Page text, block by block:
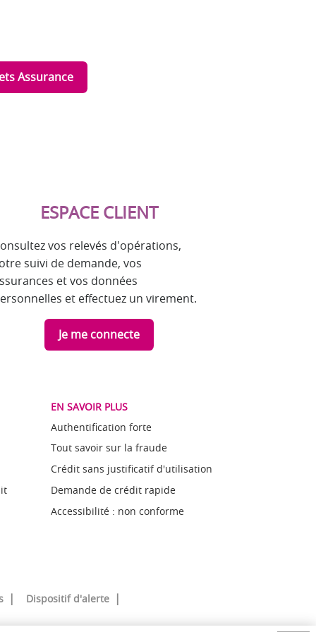
Assurance
ESPACE CLIENT
vos relevés d'opérations,
suivi de demande, vos
et vos données
et effectuez un virement.
Je me connecte
EN SAVOIR PLUS
Authentification forte
Tout savoir sur la fraude
Crédit sans justificatif d'utilisation
Demande de crédit rapide
Accessibilité : non conforme
Dispositif d'alerte